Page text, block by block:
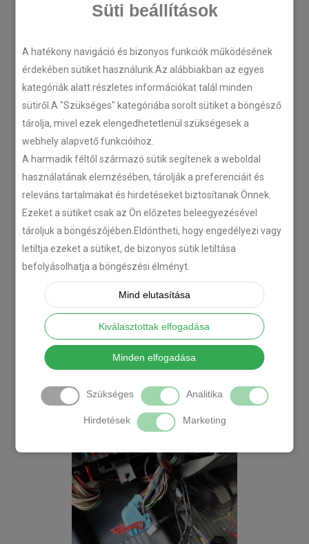
Süti beállítások
A hatékony navigáció és bizonyos funkciók működésének
érdekében sütiket használunk.Az alábbiakban az egyes
kategóriák alatt részletes információkat talál minden
sütiről.A "Szükséges" kategóriába sorolt sütiket a böngésző
tárolja, mivel ezek elengedhetetlenül szükségesek a
webhely alapvető funkcióihoz.
A harmadik féltől származó sütik segítenek a weboldal
használatának elemzésében, tárolják a preferenciáit és
releváns tartalmakat és hirdetéseket biztosítanak Önnek.
Ezeket a sütiket csak az Ön előzetes beleegyezésével
tároljuk a böngészőjében.Eldöntheti, hogy engedélyezi vagy
letiltja ezeket a sütiket, de bizonyos sütik letiltása
befolyásolhatja a böngészési élményt.
Mind elutasítása
Kiválasztottak elfogadása
Minden elfogadása
Szükséges Analitika
Hirdetések Marketing